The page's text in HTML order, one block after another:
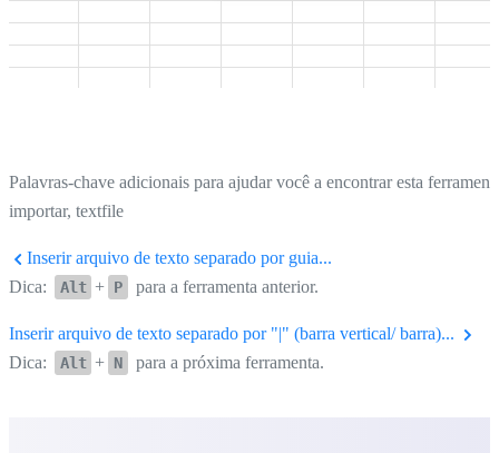
Palavras-chave adicionais para ajudar você a encontrar esta
importar, textfile
Inserir arquivo de texto separado por guia...
Dica:
Alt + P para a ferramenta anterior.
Inserir arquivo de texto separado por "|" (barra vertical/ barra)...
Dica:
Alt + N para a próxima ferramenta.